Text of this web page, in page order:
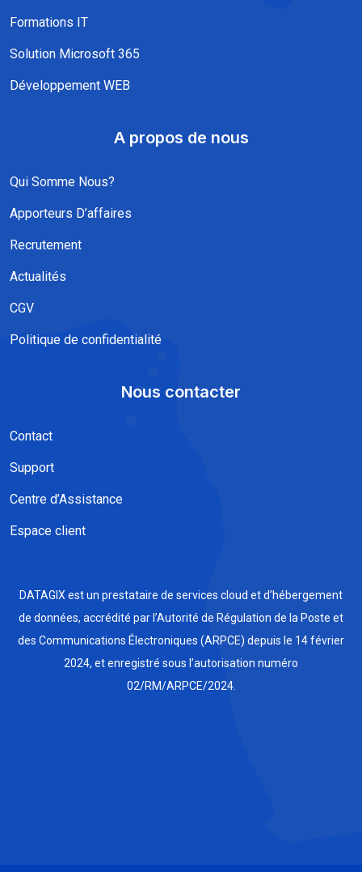
Formations IT
Solution Microsoft 365
Développement WEB
A propos de nous
Qui Somme Nous?
Apporteurs D’affaires
Recrutement
Actualités
CGV
Politique de confidentialité​
Nous contacter
Contact
Support
Centre d’Assistance
Espace client
DATAGIX est un prestataire de services cloud et d’hébergement
de données, accrédité par l’Autorité de Régulation de la Poste et
des Communications Électroniques (ARPCE) depuis le 14 février
2024, et enregistré sous l’autorisation numéro
02/RM/ARPCE/2024.